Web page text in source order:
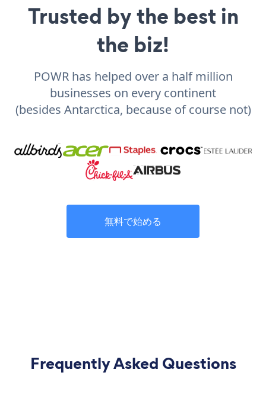
Trusted by the best in
the biz!
POWR has helped over a half million
businesses on every continent
(besides Antarctica, because of course not)
無料で始める
Frequently Asked Questions